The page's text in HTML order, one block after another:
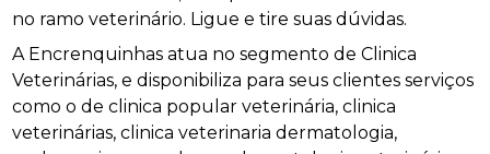
no ramo veterinário. Ligue e tire suas dúvidas.
A Encrenquinhas atua no segmento de Clinica
Veterinárias, e disponibiliza para seus clientes serviços
como o de clinica popular veterinária, clinica
veterinárias, clinica veterinaria dermatologia,